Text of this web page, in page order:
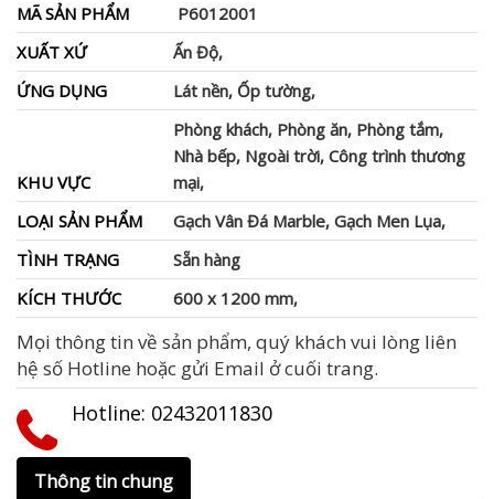
MÃ SẢN PHẨM
P6012001
XUẤT XỨ
Ấn Độ,
ỨNG DỤNG
Lát nền, Ốp tường,
KHU VỰC
Phòng khách, Phòng ăn, Phòng tắm,
Nhà bếp, Ngoài trời, Công trình thương
mại,
LOẠI SẢN PHẨM
Gạch Vân Đá Marble, Gạch Men Lụa,
TÌNH TRẠNG
Sẵn hàng
KÍCH THƯỚC
600 x 1200 mm,
Mọi thông tin về sản phẩm, quý khách vui lòng liên
hệ số Hotline hoặc gửi Email ở cuối trang.
Hotline: ‭02432011830‬
Thông tin chung